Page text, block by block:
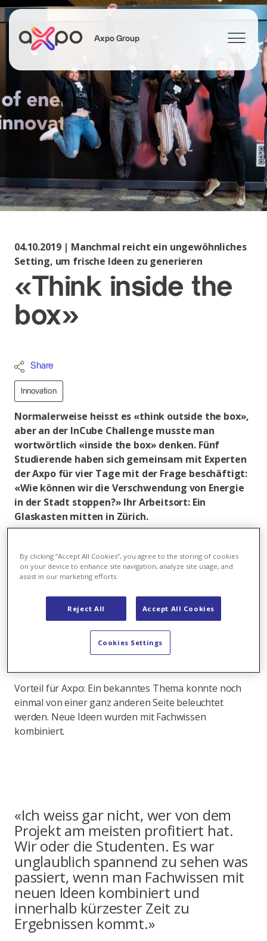
Axpo Group
Suchen
04.10.2019 | Manchmal reicht ein ungewöhnliches
Setting, um frische Ideen zu generieren
«Think inside the
box»
Share
Innovation
Normalerweise heisst es «think outside the box»,
aber an der InCube Challenge musste man
wortwörtlich «inside the box» denken. Fünf
Studierende haben sich gemeinsam mit Experten
der Axpo für vier Tage mit der Frage beschäftigt:
«Wie können wir die Verschwendung von Energie
in der Stadt stoppen?» Ihr Arbeitsort: Ein
Glaskasten mitten in Zürich.
Challenge hatte Axpo als Projektpartnerin die
Möglichkeit, für vier Tage gemeinsam mit Studenten
der ETH und des MIT an einer Aufgabenstellung zu
arbeiten.
Vorteil für die Studenten: Sie konnten verschiedene
Methoden zur Ideengenerierung bis hin zur
Umsetzung anwenden und hatten gleichzeitig den
Vorteil für Axpo: Ein bekanntes Thema konnte noch
einmal von einer ganz anderen Seite beleuchtet
werden. Neue Ideen wurden mit Fachwissen
kombiniert.
«Ich weiss gar nicht, wer von dem
Projekt am meisten profitiert hat.
Wir oder die Studenten. Es war
unglaublich spannend zu sehen was
passiert, wenn man Fachwissen mit
neuen Ideen kombiniert und
innerhalb kürzester Zeit zu
Ergebnissen kommt.»
By clicking “Accept All Cookies”, you agree to the storing of cookies
on your device to enhance site navigation, analyze site usage, and
assist in our marketing efforts.
Reject All Accept All Cookies
Cookies Settings